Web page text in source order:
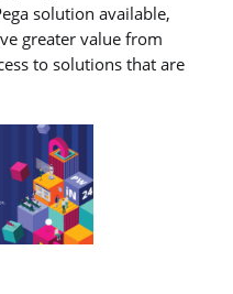
solution available,
greater value from
to solutions that are